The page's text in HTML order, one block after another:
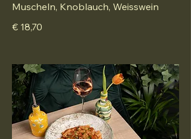
Muscheln, Knoblauch, Weisswein
€ 18,70